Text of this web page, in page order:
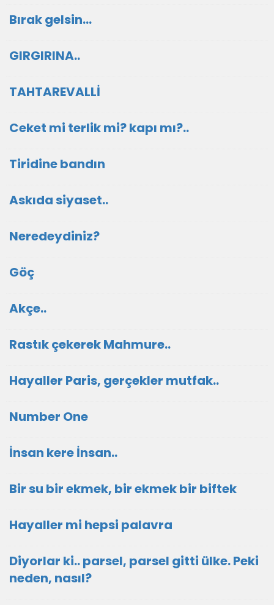
Bırak gelsin...
GIRGIRINA..
TAHTAREVALLİ
Ceket mi terlik mi? kapı mı?..
Tiridine bandın
Askıda siyaset..
Neredeydiniz?
Göç
Akçe..
Rastık çekerek Mahmure..
Hayaller Paris, gerçekler mutfak..
Number One
İnsan kere İnsan..
Bir su bir ekmek, bir ekmek bir biftek
Hayaller mi hepsi palavra
Diyorlar ki.. parsel, parsel gitti ülke. Peki
neden, nasıl?